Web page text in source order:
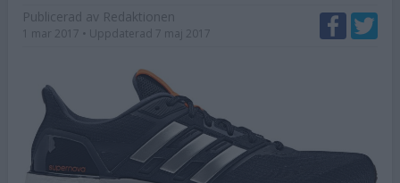
Publicerad av Redaktionen
1 mar 2017 • Uppdaterad 7 maj 2017